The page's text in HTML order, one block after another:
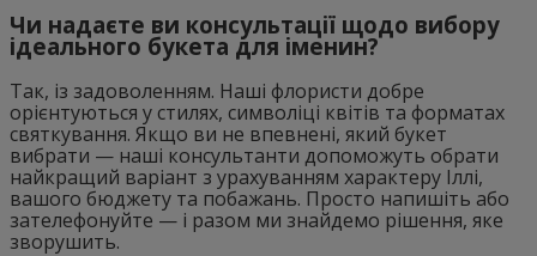
Чи надаєте ви консультації щодо вибору
ідеального букета для іменин?
Так, із задоволенням. Наші флористи добре
орієнтуються у стилях, символіці квітів та форматах
святкування. Якщо ви не впевнені, який букет
вибрати — наші консультанти допоможуть обрати
найкращий варіант з урахуванням характеру Іллі,
вашого бюджету та побажань. Просто напишіть або
зателефонуйте — і разом ми знайдемо рішення, яке
зворушить.